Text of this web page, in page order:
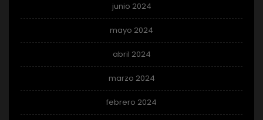
junio 2024
mayo 2024
abril 2024
marzo 2024
febrero 2024